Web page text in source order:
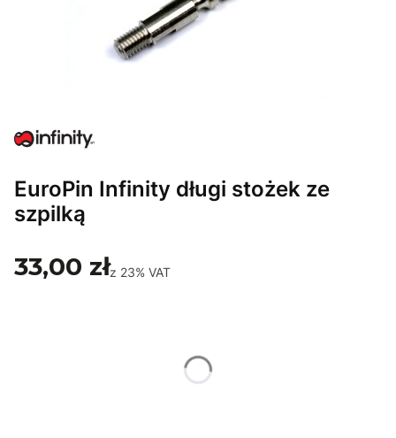
EuroPin Infinity długi stożek ze
szpilką
33,00 złz 23% VAT